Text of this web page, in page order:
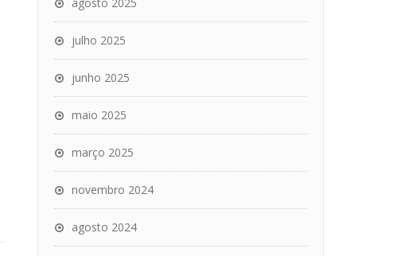
julho 2025
junho 2025
maio 2025
março 2025
novembro 2024
agosto 2024